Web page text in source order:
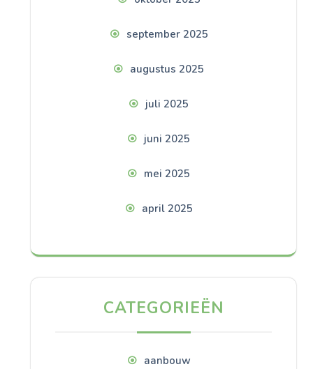
september 2025
augustus 2025
juli 2025
juni 2025
mei 2025
april 2025
CATEGORIEËN
aanbouw